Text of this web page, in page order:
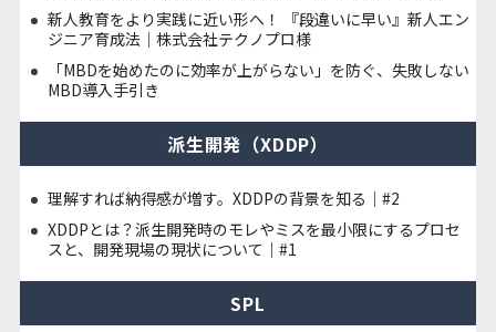
新人教育をより実践に近い形へ！ 『段違いに早い』新人エン
ジニア育成法｜株式会社テクノプロ様
「MBDを始めたのに効率が上がらない」を防ぐ、失敗しない
MBD導入手引き
派生開発（XDDP）
理解すれば納得感が増す。XDDPの背景を知る｜#2
XDDPとは？派生開発時のモレやミスを最小限にするプロセ
スと、開発現場の現状について｜#1
SPL